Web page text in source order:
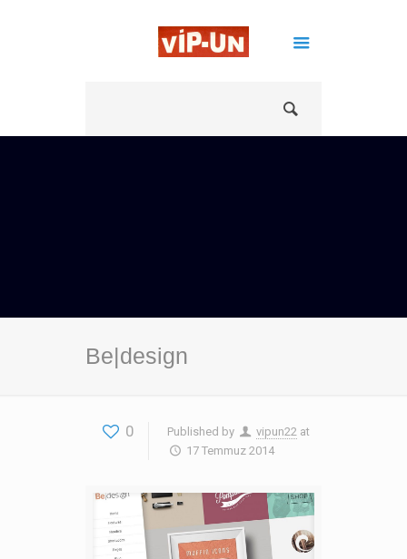
Be|design
0 Published by vipun22 at
17 Temmuz 2014